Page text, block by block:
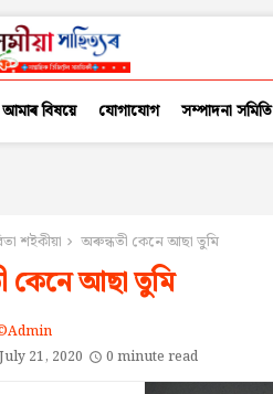
আমাৰ বিষয়ে যোগাযোগ সম্পাদনা সমিতি
শইকীয়া অৰুন্ধতী কেনে আছা তুমি
কেনে আছা তুমি
July 21, 2020
0 minute read